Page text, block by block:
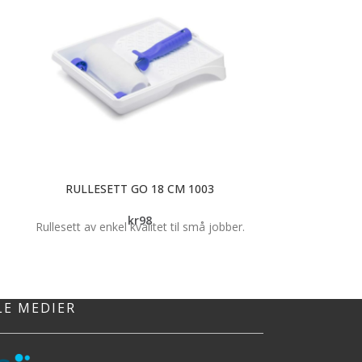
RULLESETT GO 18 CM 1003
kr98
Rullesett av enkel kvalitet til små jobber.
gummi gjør
MEDIER